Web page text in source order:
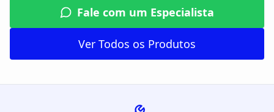
Fale com um Especialista
Ver Todos os Produtos